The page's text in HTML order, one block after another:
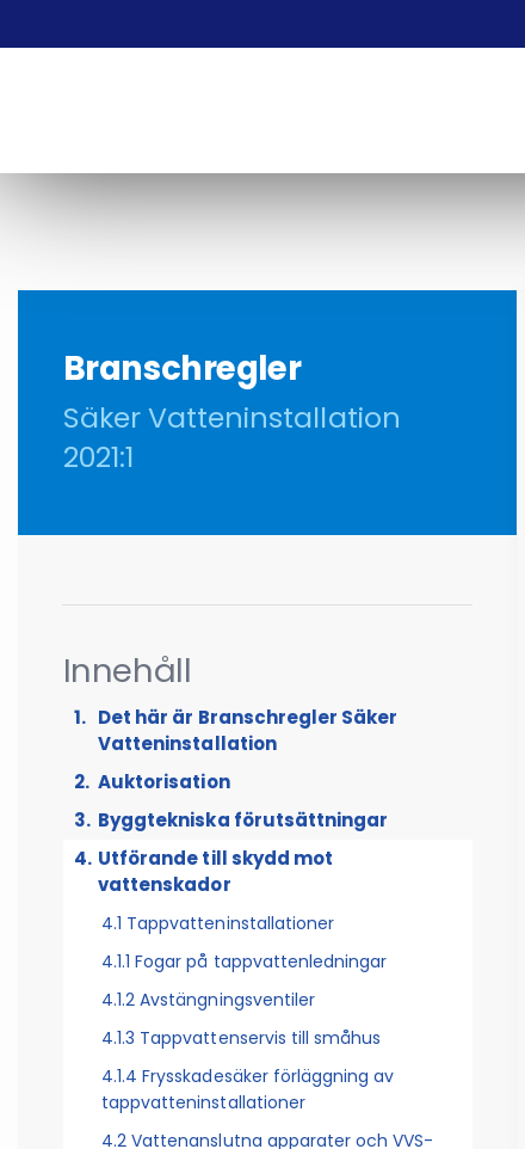
Branschregler
Säker Vatteninstallation
2021:1
Innehåll
Det här är Branschregler Säker
Vatteninstallation
1.1 Reglernas omfattning
1.2 Samordning med AMA VVS & Kyla och
krav för tätskikt
1.3 Övergångsregler
1.4 Läsanvisning
Auktorisation
2.1 Auktoriserat VVS-företag
2.1.1 Säker Vattens branschlegitimation för
VVS-montörer, arbetsledare och lärlingar
2.1.2 Dokumentation av VVS-installationer
2.2 Auktoriserat konsultföretag
2.2.1 Dokumentation av projektering
2.3 Kontroll av auktorisation för VVS- och
konsultföretag
Byggtekniska förutsättningar
Utförande till skydd mot
vattenskador
4.1 Tappvatteninstallationer
4.1.1 Fogar på tappvattenledningar
4.1.2 Avstängningsventiler
4.1.3 Tappvattenservis till småhus
4.1.4 Frysskadesäker förläggning av
tappvatteninstallationer
4.2 Vattenanslutna apparater och VVS-